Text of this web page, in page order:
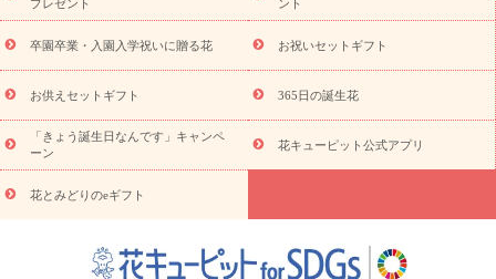
お祝い
お供え・お悔やみ 花とセットギフト
セミオーダー
プチギフト（hanamore -ハナモア-）
花とみどりのeギフト
キューピットのeGfit
カラー ピンク イエローオレンジ
レッ
ド
お花の種類 トルコキキョウ
お祝い お祝い・3000円～ お祝い・4000円～
お祝い・
5000円～
お祝い・7000円～ お祝い・ 10000円～
お供え・お
悔やみ
円～
お供え・お悔やみ・
読み物
いのマナー
定年退職祝いのマナー
お祝いを贈るときのマナー・
プレゼント
ント
卒園卒業・入園入学祝いに贈る花 お祝いセットギフト
お供えセットギフト 365日の誕生花
「きょう誕生日なんです」キャンペ
ーン
花キューピット公式アプリ
花とみどりのeギフト